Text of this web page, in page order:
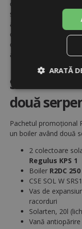
centrala termică
superioare. Atunci
alte surse de căldură
o rezistență electrică
când nu este suficient
afara sezonului de
Set solar cu
două
Pachetul promoțional
un boiler având două
2 colectoare
Regulus KPS 1
Boiler R2DC 250
CSE SOL W
Vas de
racorduri
Solarten, 20l
Vană antiopărire
ARATĂ
Strict
necesare
De
Strict
De